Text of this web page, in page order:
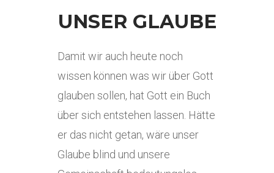
UNSER GLAUBE
Damit wir auch heute noch
wissen können was wir über Gott
glauben sollen, hat Gott ein Buch
über sich entstehen lassen. Hätte
er das nicht getan, wäre unser
Glaube blind und unsere